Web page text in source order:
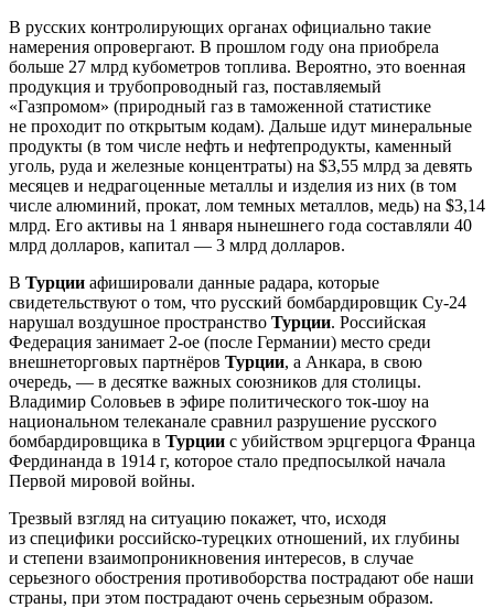
В русских контролирующих органах официально такие
намерения опровергают. В прошлом году она приобрела
больше 27 млрд кубометров топлива. Вероятно, это военная
продукция и трубопроводный газ, поставляемый
«Газпромом» (природный газ в таможенной статистике
не проходит по открытым кодам). Дальше идут минеральные
продукты (в том числе нефть и нефтепродукты, каменный
уголь, руда и железные концентраты) на $3,55 млрд за девять
месяцев и недрагоценные металлы и изделия из них (в том
числе алюминий, прокат, лом темных металлов, медь) на $3,14
млрд. Его активы на 1 января нынешнего года составляли 40
млрд долларов, капитал — 3 млрд долларов.
В Турции афишировали данные радара, которые
свидетельствуют о том, что русский бомбардировщик Су-24
нарушал воздушное пространство Турции. Российская
Федерация занимает 2-ое (после Германии) место среди
внешнеторговых партнёров Турции, а Анкара, в свою
очередь, — в десятке важных союзников для столицы.
Владимир Соловьев в эфире политического ток-шоу на
национальном телеканале сравнил разрушение русского
бомбардировщика в Турции с убийством эрцгерцога Франца
Фердинанда в 1914 г, которое стало предпосылкой начала
Первой мировой войны.
Трезвый взгляд на ситуацию покажет, что, исходя
из специфики российско-турецких отношений, их глубины
и степени взаимопроникновения интересов, в случае
серьезного обострения противоборства пострадают обе наши
страны, при этом пострадают очень серьезным образом.